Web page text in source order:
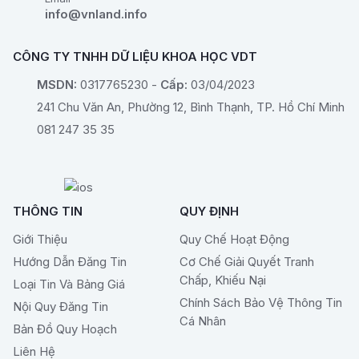
info@vnland.info
CÔNG TY TNHH DỮ LIỆU KHOA HỌC VDT
MSDN: 0317765230 - Cấp: 03/04/2023
241 Chu Văn An, Phường 12, Bình Thạnh, TP. Hồ Chí Minh
081 247 35 35
THÔNG TIN
Giới Thiệu
Hướng Dẫn Đăng Tin
Loại Tin Và Bảng Giá
Nội Quy Đăng Tin
Bản Đồ Quy Hoạch
Liên Hệ
QUY ĐỊNH
Quy Chế Hoạt Động
Cơ Chế Giải Quyết Tranh
Chấp, Khiếu Nại
Chính Sách Bảo Vệ Thông Tin
Cá Nhân